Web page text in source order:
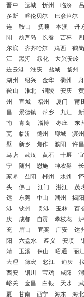
晋中
运城 忻州 临汾
多斯
呼伦贝尔 巴彦淖尔
连
鞍山 抚顺 本溪 丹
阳
葫芦岛 长春 吉林
尔滨
齐齐哈尔 鸡西 鹤岗
江
黑河 绥化 大兴安岭
连云港
淮安 盐城 扬州
湖州
绍兴 金华 衢州
鞍山
淮北 铜陵 安庆
州
宣城 福州 厦门 莆
昌
景德镇 萍乡 九江
南
青岛 淄博 枣庄 东
芜
临沂 德州 聊城 滨州
壁
新乡 焦作 濮阳 许昌
马店
武汉 黄石 十堰
宁
随州 恩施 神农架
家界
益阳 郴州 永州
头
佛山 江门 湛江 茂
远
东莞 中山 潮州 揭阳
港
钦州 贵港 玉林 百
庆
成都 自贡 攀枝花
充
眉山 宜宾 广安 达
阳
六盘水 遵义 安顺
靖
玉溪 保山 昭通 丽
大理
德宏 怒江 迪庆
西安
铜川 宝鸡 咸阳
峪关
金昌 白银 天水
夏
甘南 西宁 海东 海北